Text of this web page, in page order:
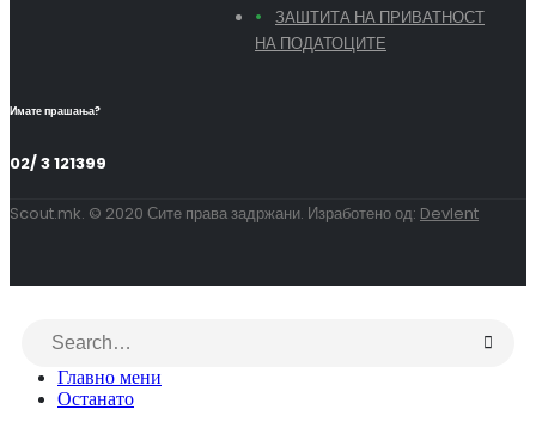
ЗАШТИТА НА ПРИВАТНОСТ
НА ПОДАТОЦИТЕ
Имате прашања?
02/ 3 121399
Scout.mk. © 2020 Сите права задржани. Изработено од: Devlent
Главно мени
Останато